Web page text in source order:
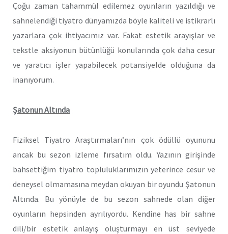
Çoğu zaman tahammül edilemez oyunların yazıldığı ve
sahnelendiği tiyatro dünyamızda böyle kaliteli ve istikrarlı
yazarlara çok ihtiyacımız var. Fakat estetik arayışlar ve
tekstle aksiyonun bütünlüğü konularında çok daha cesur
ve yaratıcı işler yapabilecek potansiyelde olduğuna da
inanıyorum.
Şatonun Altında
Fiziksel Tiyatro Araştırmaları’nın çok ödüllü oyununu
ancak bu sezon izleme fırsatım oldu. Yazının girişinde
bahsettiğim tiyatro topluluklarımızın yeterince cesur ve
deneysel olmamasına meydan okuyan bir oyundu Şatonun
Altında. Bu yönüyle de bu sezon sahnede olan diğer
oyunların hepsinden ayrılıyordu. Kendine has bir sahne
dili/bir estetik anlayış oluşturmayı en üst seviyede